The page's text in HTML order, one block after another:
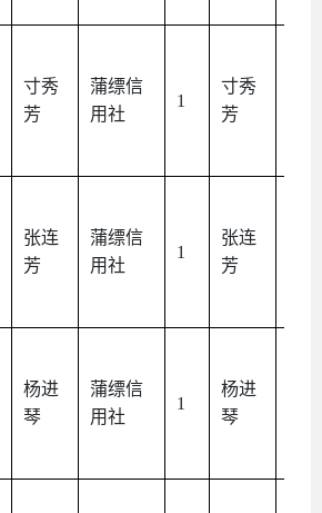
寸秀
芳
蒲缥信
用社
1
寸秀
芳
张连
芳
蒲缥信
用社
1
张连
芳
杨进
琴
蒲缥信
用社
1
杨进
琴